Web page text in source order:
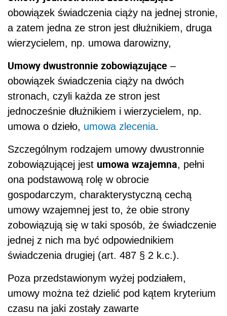
obowiązek świadczenia ciąży na jednej stronie,
a zatem jedna ze stron jest dłużnikiem, druga
wierzycielem, np. umowa darowizny,
Umowy dwustronnie zobowiązujące –
obowiązek świadczenia ciąży na dwóch
stronach, czyli każda ze stron jest
jednocześnie dłużnikiem i wierzycielem, np.
umowa o dzieło, umowa zlecenia.
Szczególnym rodzajem umowy dwustronnie
zobowiązującej jest umowa wzajemna, pełni
ona podstawową rolę w obrocie
gospodarczym, charakterystyczną cechą
umowy wzajemnej jest to, że obie strony
zobowiązują się w taki sposób, że świadczenie
jednej z nich ma być odpowiednikiem
świadczenia drugiej (art. 487 § 2 k.c.).
Poza przedstawionym wyżej podziałem,
umowy można też dzielić pod kątem kryterium
czasu na jaki zostały zawarte